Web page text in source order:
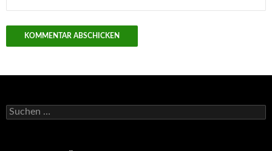
Suchen
nach: